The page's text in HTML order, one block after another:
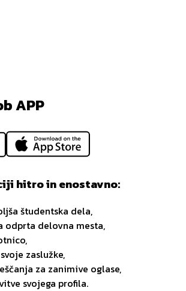
APP
hitro in enostavno:
študentska dela,
odprta delovna mesta,
zaslužke,
za zanimive oglase,
svojega profila.